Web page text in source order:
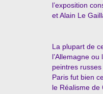
l’exposition
et Alain Le
La plupart de
l’Allemagne
peintres
Paris fut bien
le Réalisme de